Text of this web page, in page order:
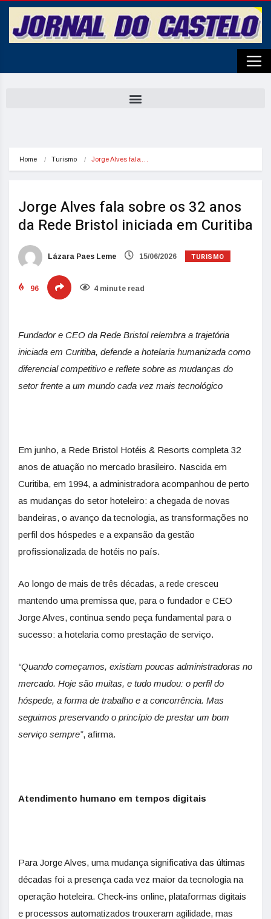
Home Turismo Jorge Alves fala…
Jorge Alves fala sobre os 32 anos
da Rede Bristol iniciada em Curitiba
Lázara Paes Leme 15/06/2026 TURISMO
96 4 minute read
Fundador e CEO da Rede Bristol relembra a trajetória
iniciada em Curitiba, defende a hotelaria humanizada como
diferencial competitivo e reflete sobre as mudanças do
setor frente a um mundo cada vez mais tecnológico
Em junho, a Rede Bristol Hotéis & Resorts completa 32
anos de atuação no mercado brasileiro. Nascida em
Curitiba, em 1994, a administradora acompanhou de perto
as mudanças do setor hoteleiro: a chegada de novas
bandeiras, o avanço da tecnologia, as transformações no
perfil dos hóspedes e a expansão da gestão
profissionalizada de hotéis no país.
Ao longo de mais de três décadas, a rede cresceu
mantendo uma premissa que, para o fundador e CEO
Jorge Alves, continua sendo peça fundamental para o
sucesso: a hotelaria como prestação de serviço.
“Quando começamos, existiam poucas administradoras no
mercado. Hoje são muitas, e tudo mudou: o perfil do
hóspede, a forma de trabalho e a concorrência. Mas
seguimos preservando o princípio de prestar um bom
serviço sempre”, afirma.
Atendimento humano em tempos digitais
Para Jorge Alves, uma mudança significativa das últimas
décadas foi a presença cada vez maior da tecnologia na
operação hoteleira. Check-ins online, plataformas digitais
e processos automatizados trouxeram agilidade, mas